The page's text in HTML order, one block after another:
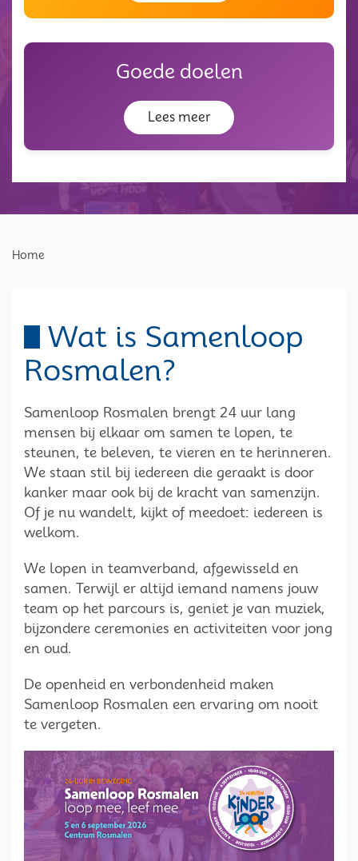
Goede doelen
Lees meer
Home
Wat is Samenloop
Rosmalen?
Samenloop Rosmalen brengt 24 uur lang
mensen bij elkaar om samen te lopen, te
steunen, te beleven, te vieren en te herinneren.
We staan stil bij iedereen die geraakt is door
kanker maar ook bij de kracht van samenzijn.
Of je nu wandelt, kijkt of meedoet: iedereen is
welkom.
We lopen in teamverband, afgewisseld en
samen. Terwijl er altijd iemand namens jouw
team op het parcours is, geniet je van muziek,
bijzondere ceremonies en activiteiten voor jong
en oud.
De openheid en verbondenheid maken
Samenloop Rosmalen een ervaring om nooit
te vergeten.